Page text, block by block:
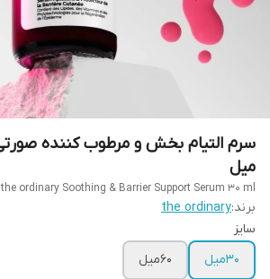
میل
the ordinary Soothing & Barrier Support Serum 30 ml
برند:the ordinary
سایز
30میل
60میل